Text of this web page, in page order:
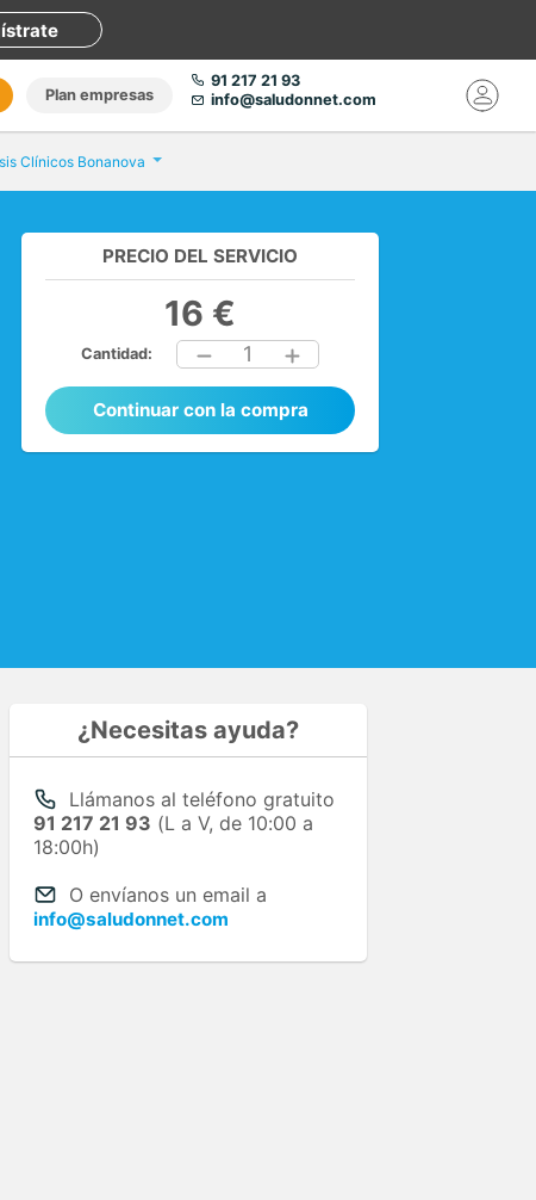
Plan empresas
91 217 21 93
info@saludonnet.com
Clínicos Bonanova
PRECIO DEL SERVICIO
16 €
Cantidad: 1
Continuar con la compra
¿Necesitas ayuda?
Llámanos al teléfono gratuito
91 217 21 93 (L a V, de 10:00 a
18:00h)
O envíanos un email a
info@saludonnet.com